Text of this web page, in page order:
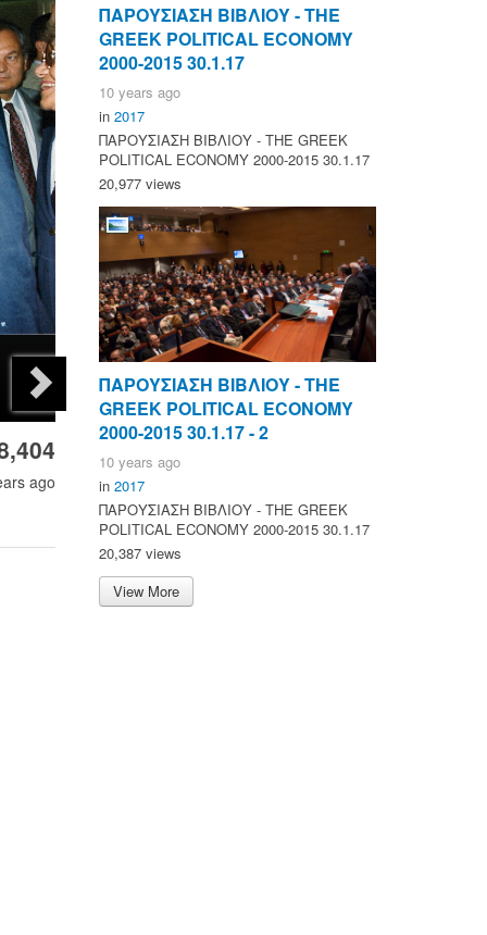
ago
ΠΑΡΟΥΣΙΑΣΗ ΒΙΒΛΙΟΥ - ΤΗΕ
GREEK POLITICAL ECONOMY
2000-2015 30.1.17
10 years ago
in 2017
ΠΑΡΟΥΣΙΑΣΗ ΒΙΒΛΙΟΥ - ΤΗΕ GREEK
POLITICAL ECONOMY 2000-2015 30.1.17
20,977 views
ΠΑΡΟΥΣΙΑΣΗ ΒΙΒΛΙΟΥ - ΤΗΕ
GREEK POLITICAL ECONOMY
2000-2015 30.1.17 - 2
10 years ago
in 2017
ΠΑΡΟΥΣΙΑΣΗ ΒΙΒΛΙΟΥ - ΤΗΕ GREEK
POLITICAL ECONOMY 2000-2015 30.1.17
20,387 views
View More